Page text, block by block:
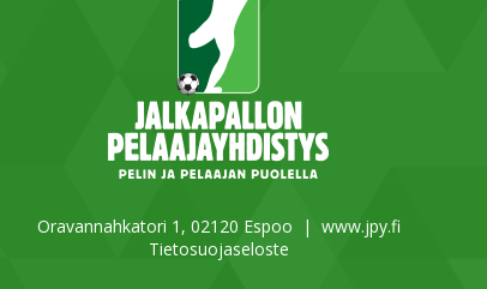
Oravannahkatori 1, 02120 Espoo | www.jpy.fi
Tietosuojaseloste